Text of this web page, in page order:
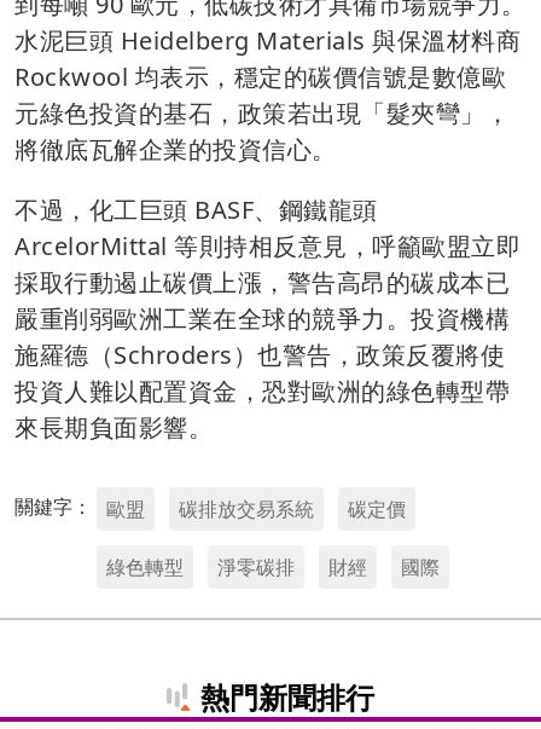
水泥巨頭 Heidelberg Materials 與保溫材料商
Rockwool 均表示，穩定的碳價信號是數億歐
元綠色投資的基石，政策若出現「髮夾彎」，
將徹底瓦解企業的投資信心。
不過，化工巨頭 BASF、鋼鐵龍頭
ArcelorMittal 等則持相反意見，呼籲歐盟立即
採取行動遏止碳價上漲，警告高昂的碳成本已
嚴重削弱歐洲工業在全球的競爭力。投資機構
施羅德（Schroders）也警告，政策反覆將使
投資人難以配置資金，恐對歐洲的綠色轉型帶
來長期負面影響。
關鍵字： 歐盟 碳排放交易系統 碳定價
綠色轉型 淨零碳排 財經 國際
熱門新聞排行